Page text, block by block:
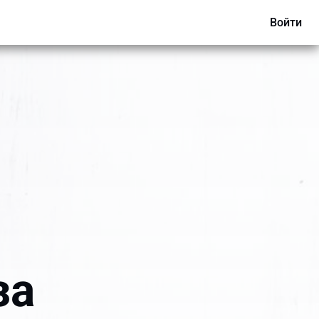
Войти